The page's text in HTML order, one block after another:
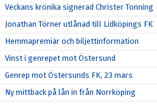
Veckans krönika signerad Christer Tonning
Jonathan Törner utlånad till Lidköpings FK
Hemmapremiär och biljettinformation
Vinst i genrepet mot Östersund
Genrep mot Östersunds FK, 23 mars
Ny mittback på lån in från Norrköping